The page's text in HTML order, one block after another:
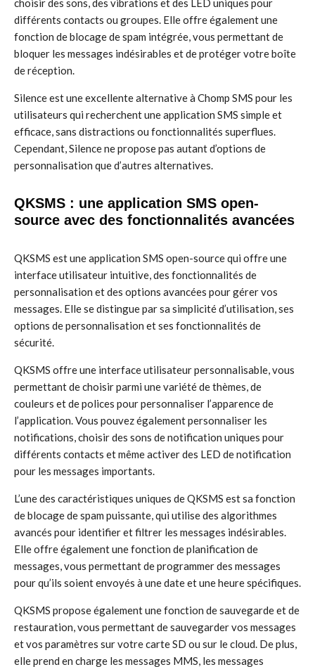
choisir des sons, des vibrations et des LED uniques pour
différents contacts ou groupes. Elle offre également une
fonction de blocage de spam intégrée, vous permettant de
bloquer les messages indésirables et de protéger votre boîte
de réception.
Silence est une excellente alternative à Chomp SMS pour les
utilisateurs qui recherchent une application SMS simple et
efficace, sans distractions ou fonctionnalités superflues.
Cependant, Silence ne propose pas autant d’options de
personnalisation que d’autres alternatives.
QKSMS : une application SMS open-
source avec des fonctionnalités avancées
QKSMS est une application SMS open-source qui offre une
interface utilisateur intuitive, des fonctionnalités de
personnalisation et des options avancées pour gérer vos
messages. Elle se distingue par sa simplicité d’utilisation, ses
options de personnalisation et ses fonctionnalités de
sécurité.
QKSMS offre une interface utilisateur personnalisable, vous
permettant de choisir parmi une variété de thèmes, de
couleurs et de polices pour personnaliser l’apparence de
l’application. Vous pouvez également personnaliser les
notifications, choisir des sons de notification uniques pour
différents contacts et même activer des LED de notification
pour les messages importants.
L’une des caractéristiques uniques de QKSMS est sa fonction
de blocage de spam puissante, qui utilise des algorithmes
avancés pour identifier et filtrer les messages indésirables.
Elle offre également une fonction de planification de
messages, vous permettant de programmer des messages
pour qu’ils soient envoyés à une date et une heure spécifiques.
QKSMS propose également une fonction de sauvegarde et de
restauration, vous permettant de sauvegarder vos messages
et vos paramètres sur votre carte SD ou sur le cloud. De plus,
elle prend en charge les messages MMS, les messages